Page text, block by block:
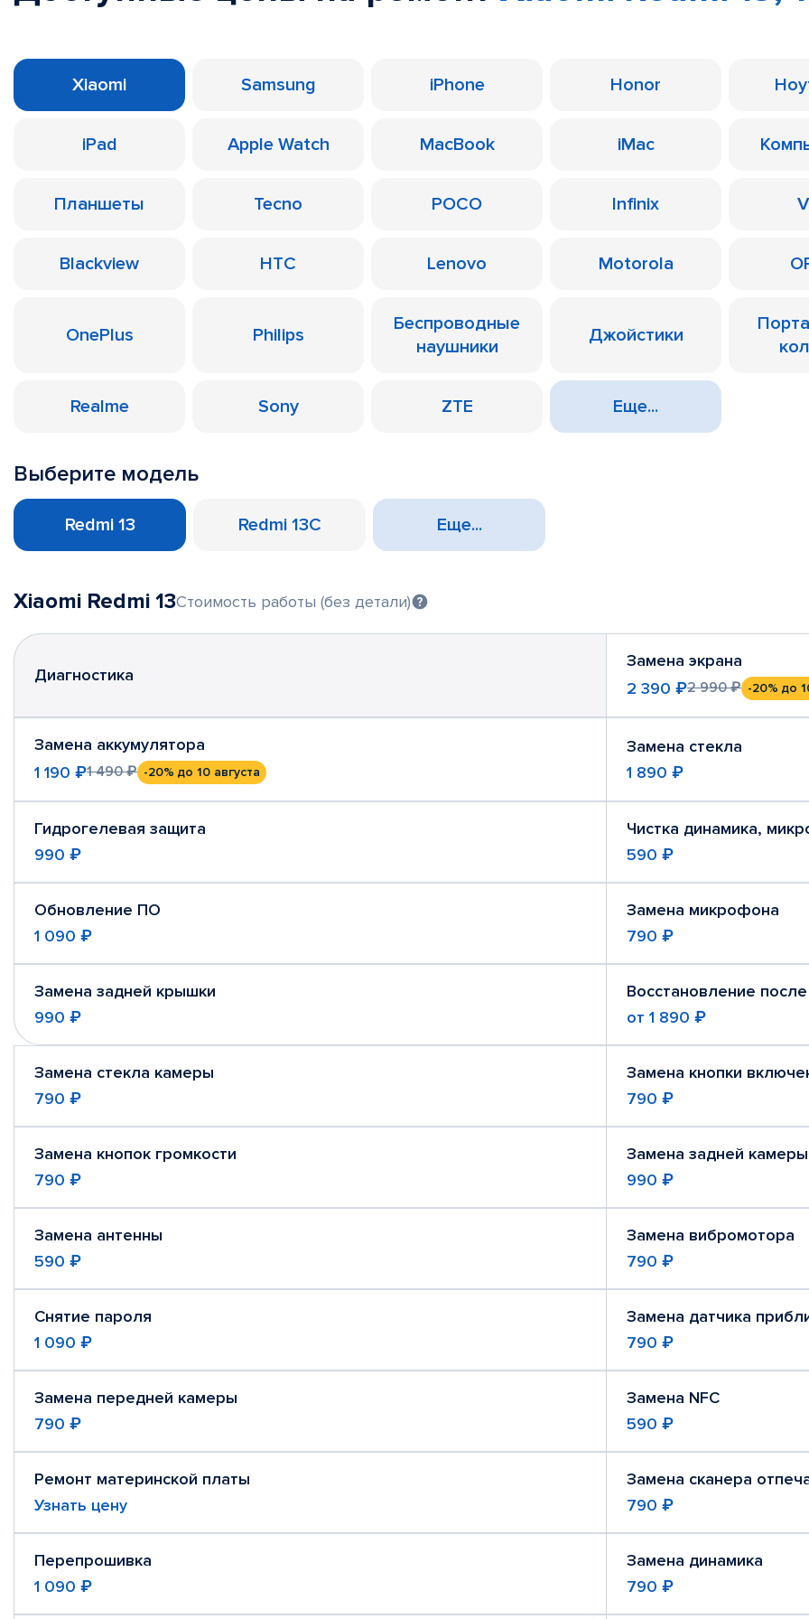
Xiaomi Samsung iPhone Honor
iPad Apple Watch MacBook iMac
Планшеты Tecno POCO Infinix
Blackview HTC Lenovo Motorola
OnePlus Philips
Беспроводные
наушники
Джойстики
Realme Sony ZTE Еще...
Выберите модель
Redmi 13 Redmi 13C Еще...
Xiaomi Redmi 13Стоимость работы (без детали)
Диагностика
Замена экрана
2 390 ₽2 990 ₽ -20% до
Замена аккумулятора
1 190 ₽1 490 ₽ -20% до 10 августа
Замена стекла
1 890 ₽
Гидрогелевая защита
990 ₽
Чистка динамика,
590 ₽
Обновление ПО
1 090 ₽
Замена микрофона
790 ₽
Замена задней крышки
990 ₽
Восстановление
от 1 890 ₽
Замена стекла камеры
790 ₽
Замена кнопки
790 ₽
Замена кнопок громкости
790 ₽
Замена задней камеры
990 ₽
Замена антенны
590 ₽
Замена вибромотора
790 ₽
Снятие пароля
1 090 ₽
Замена датчика
790 ₽
Замена передней камеры
790 ₽
Замена NFC
590 ₽
Ремонт материнской платы
Узнать цену
Замена сканера
790 ₽
Перепрошивка
1 090 ₽
Замена динамика
790 ₽